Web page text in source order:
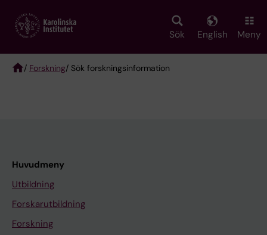
main
Sök English Meny
/ Forskning/ Sök forskningsinformation
Huvudmeny
Utbildning
Forskarutbildning
Forskning